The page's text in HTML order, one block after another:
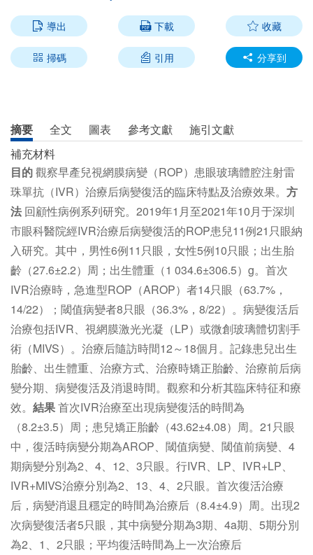
 導出  下載  收藏
 掃碼  引用  分享到
摘要 全文 圖表 參考文獻
施引文獻
補充材料
目的觀察早產兒視網膜病變（ROP）患眼玻璃體腔注射雷
珠單抗（IVR）治療后病變復活的臨床特點及治療效果。 方
法 回顧性病例系列研究。2019年1月至2021年10月于深圳
市眼科醫院經IVR治療后病變復活的ROP患兒11例21只眼納
入研究。其中，男性6例11只眼，女性5例10只眼；出生胎
齡（27.6±2.2）周；出生體重（1 034.6±306.5）g。首次
IVR治療時，急進型ROP（AROP）者14只眼（63.7%，
14/22）；閾值病變者8只眼（36.3%，8/22）。病變復活后
治療包括IVR、視網膜激光光凝（LP）或微創玻璃體切割手
術（MIVS）。治療后隨訪時間12～18個月。記錄患兒出生
胎齡、出生體重、治療方式、治療時矯正胎齡、治療前后病
變分期、病變復活及消退時間。觀察和分析其臨床特征和療
效。 結果首次IVR治療至出現病變復活的時間為
（8.2±3.5）周；患兒矯正胎齡（43.62±4.08）周。21只眼
中，復活時病變分期為AROP、閾值病變、閾值前病變、4
期病變分別為2、4、12、3只眼。行IVR、LP、IVR+LP、
IVR+MIVS治療分別為2、13、4、2只眼。首次復活治療
后，病變消退且穩定的時間為治療后（8.4±4.9）周。出現2
次病變復活者5只眼，其中病變分期為3期、4a期、5期分別
為2、1、2只眼；平均復活時間為上一次治療后